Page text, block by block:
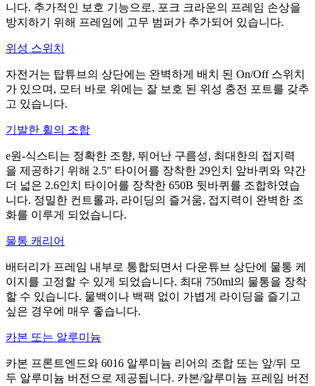
니다. 추가적인 보호 기능으로, 포크 크라운의 프레임 손상을
방지하기 위해 프레임에 고무 범퍼가 추가되어 있습니다.
위성 스위치
자전거는 탑튜브의 상단에는 완벽하게 배치 된 On/Off 스위치
가 있으며, 모터 바로 위에는 잘 보호 된 위성 충전 포트를 갖추
고 있습니다.
기발한 휠의 조합
e원-식스티는 정확한 조향, 뛰어난 구름성, 최대한의 접지력
을 제공하기 위해 2.5" 타이어를 장착한 29인치 앞바퀴와 약간
더 넓은 2.6인치 타이어를 장착한 650B 뒷바퀴를 조합하였습
니다. 정밀한 컨트롤과, 라이딩의 즐거움, 접지력이 완벽한 조
화를 이루게 되었습니다.
물통 캐리어
배터리가 프레임 내부로 통합되면서 다운튜브 상단에 물통 케
이지를 고정할 수 있게 되었습니다. 최대 750ml의 물통을 장착
할 수 있습니다. 물백이나 백팩 없이 가볍게 라이딩을 즐기고
싶은 경우에 매우 좋습니다.
카본 또는 알루미늄
카본 프론트엔드와 6016 알루미늄 리어의 조합 또는 앞/뒤 모
두 알루미늄 버전으로 제공됩니다. 카본/알루미늄 프레임 버전